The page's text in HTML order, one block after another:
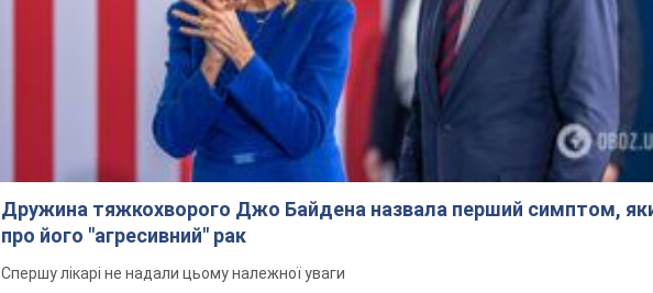
Дружина тяжкохворого Джо Байдена назвала перший симптом,
про його "агресивний" рак
Спершу лікарі не надали цьому належної уваги